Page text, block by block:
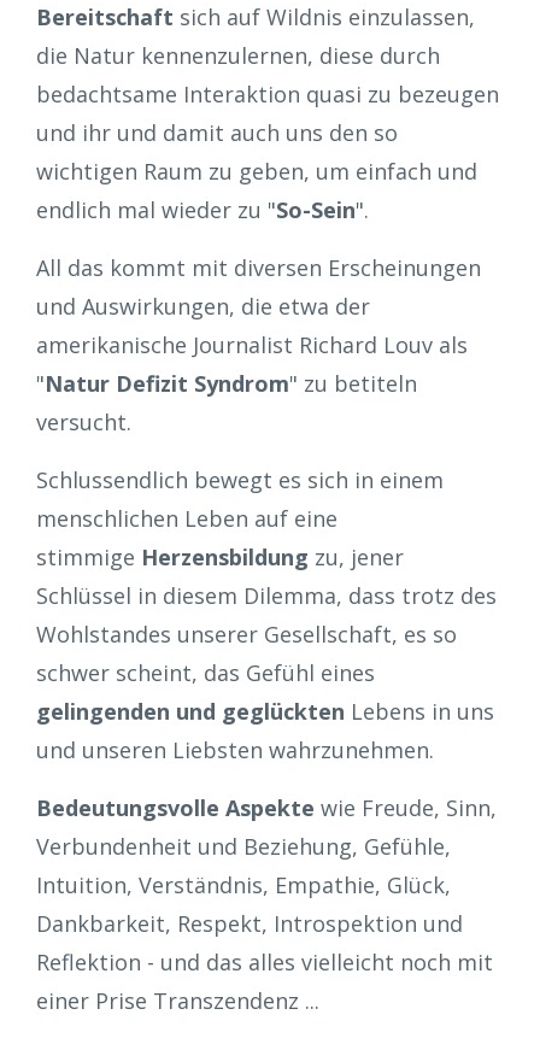
Bereitschaft sich auf Wildnis einzulassen,
die Natur kennenzulernen, diese durch
bedachtsame Interaktion quasi zu bezeugen
und ihr und damit auch uns den so
wichtigen Raum zu geben, um einfach und
endlich mal wieder zu "So-Sein".
All das kommt mit diversen Erscheinungen
und Auswirkungen, die etwa der
amerikanische Journalist Richard Louv als
"Natur Defizit Syndrom" zu betiteln
versucht.
Schlussendlich bewegt es sich in einem
menschlichen Leben auf eine
stimmige Herzensbildung zu, jener
Schlüssel in diesem Dilemma, dass trotz des
Wohlstandes unserer Gesellschaft, es so
schwer scheint, das Gefühl eines
gelingenden und geglückten Lebens in uns
und unseren Liebsten wahrzunehmen.
Bedeutungsvolle Aspekte wie Freude, Sinn,
Verbundenheit und Beziehung, Gefühle,
Intuition, Verständnis, Empathie, Glück,
Dankbarkeit, Respekt, Introspektion und
Reflektion - und das alles vielleicht noch mit
einer Prise Transzendenz ...